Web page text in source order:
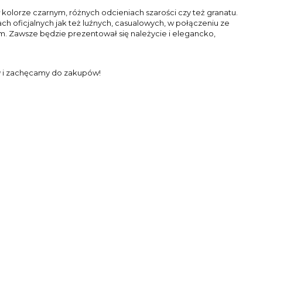
czarnym, różnych odcieniach szarości czy też granatu.
oficjalnych jak też luźnych, casualowych, w połączeniu ze
Zawsze będzie prezentował się należycie i elegancko,
zachęcamy do zakupów!